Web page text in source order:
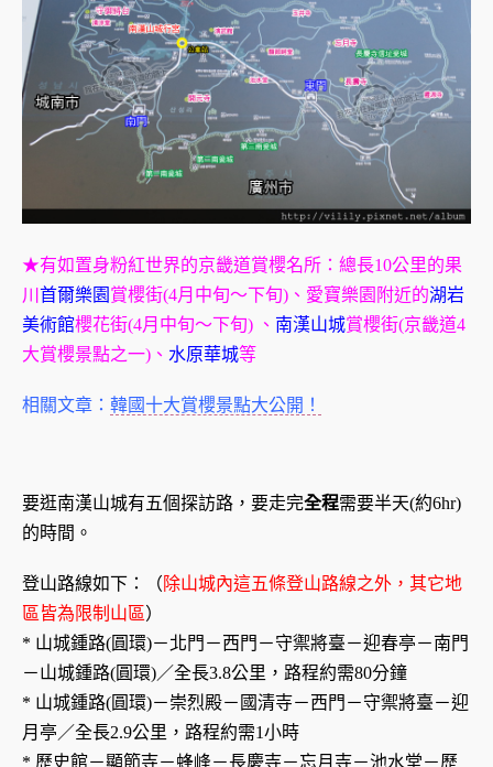
★有如置身粉紅世界的京畿道賞櫻名所：總長10公里的果
川 首爾樂園 賞櫻街(4月中旬～下旬)、愛寶樂園附近的湖岩
美術館櫻花街(4月中旬～下旬) 、 南漢山城賞櫻街(京畿道4
大賞櫻景點之一)、 水原華城等
相關文章： 韓國十大賞櫻景點大公開！
要逛南漢山城有五個探訪路，要走完全程需要半天(約6hr)
的時間。
登山路線如下：（除山城內這五條登山路線之外，其它地
區皆為限制山區）
* 山城鍾路(圓環)－北門－西門－守禦將臺－迎春亭－南門
－山城鍾路(圓環)／全長3.8公里，路程約需80分鐘
* 山城鍾路(圓環)－崇烈殿－國清寺－西門－守禦將臺－迎
月亭／全長2.9公里，路程約需1小時
* 歷史館－顯節寺－蜂峰－長慶寺－忘月寺－池水堂－歷